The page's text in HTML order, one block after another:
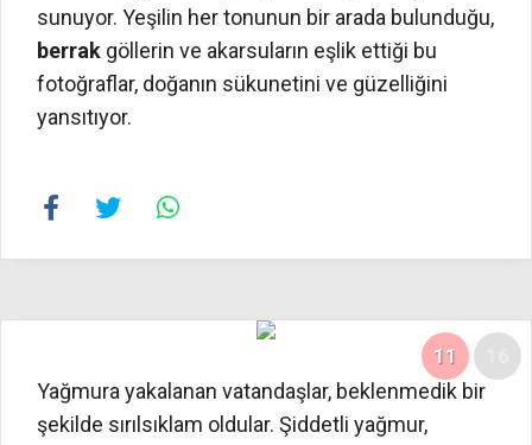
sunuyor. Yeşilin her tonunun bir arada bulunduğu,
berrak göllerin ve akarsuların eşlik ettiği bu
fotoğraflar, doğanın sükunetini ve güzelliğini
yansıtıyor.
11
Yağmura yakalanan vatandaşlar, beklenmedik bir
şekilde sırılsıklam oldular. Şiddetli yağmur,